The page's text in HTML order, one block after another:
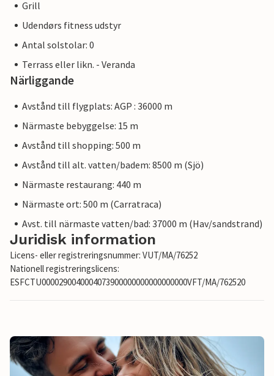
Grill
Udendørs fitness udstyr
Antal solstolar: 0
Terrass eller likn. - Veranda
Närliggande
Avstånd till flygplats: AGP : 36000 m
Närmaste bebyggelse: 15 m
Avstånd till shopping: 500 m
Avstånd till alt. vatten/badem: 8500 m (Sjö)
Närmaste restaurang: 440 m
Närmaste ort: 500 m (Carratraca)
Avst. till närmaste vatten/bad: 37000 m (Hav/sandstrand)
Juridisk information
Licens- eller registreringsnummer: VUT/MA/76252
Nationell registreringslicens:
ESFCTU0000290040004073900000000000000000VFT/MA/762520